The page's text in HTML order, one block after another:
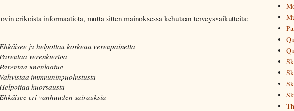
erikoista informaatiota, mutta sitten mainoksessa kehutaan terveysvaikutteita:
ja helpottaa korkeaa verenpainetta
verenkiertoa
unenlaatua
immuuninpuolustusta
kuorsausta
eri vanhuuden sairauksia